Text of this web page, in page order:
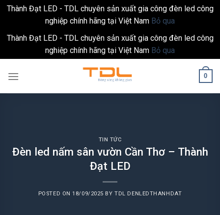
Thành Đạt LED - TDL chuyên sản xuất gia công đèn led công
nghiệp chính hãng tại Việt Nam Bỏ qua
Thành Đạt LED - TDL chuyên sản xuất gia công đèn led công
nghiệp chính hãng tại Việt Nam Bỏ qua
0
TIN TỨC
Đèn led nấm sân vườn Cần Thơ – Thành
Đạt LED
POSTED ON18/09/2025 BYTDL DENLEDTHANHDAT